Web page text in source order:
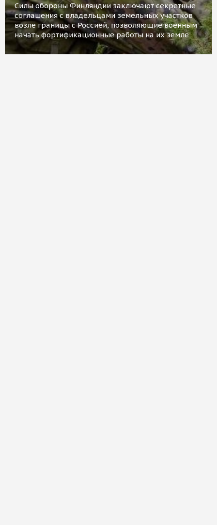
Силы обороны Финляндии заключают секретные
соглашения с владельцами земельных участков
возле границы с Россией, позволяющие военным
начать фортификационные работы на их земле